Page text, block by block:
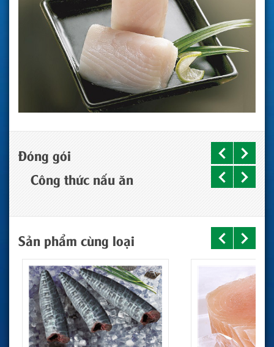
Đóng gói
Công thức nấu ăn
Sản phẩm cùng loại